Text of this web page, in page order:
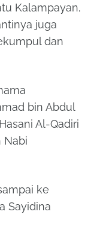
Kalampayan,
juga
dan
bin Abdul
Al-Qadiri
Nabi
ke
Sayidina